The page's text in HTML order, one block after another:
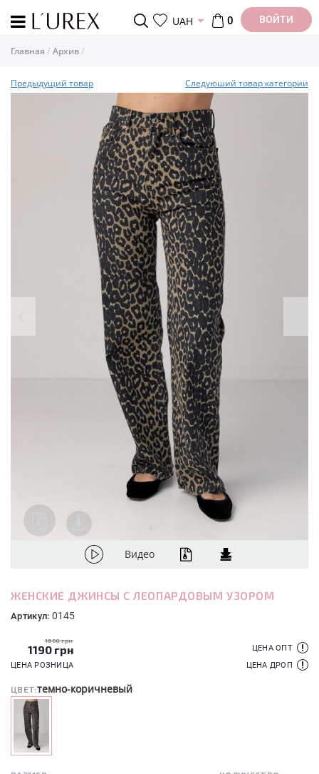
UAH 0 ВОЙТИ
Главная Архив
Предыдущий товар Следуюший товар категории
Видео
ЖЕНСКИЕ ДЖИНСЫ С ЛЕОПАРДОВЫМ УЗОРОМ
Артикул: 0145
1600 грн
1190 грн
ЦЕНА РОЗНИЦА
ЦЕНА ОПТ
ЦЕНА ДРОП
ЦВЕТ:темно-коричневый